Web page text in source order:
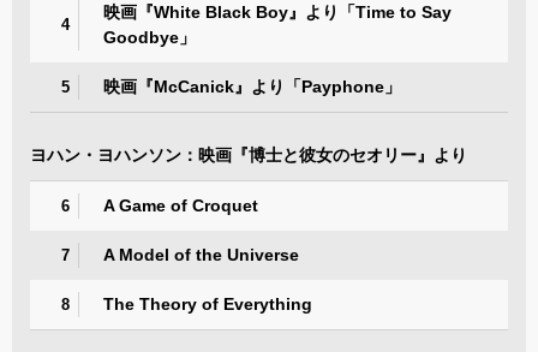
4
映画『White Black Boy』より「Time to Say
Goodbye」
5 映画『McCanick』より「Payphone」
ヨハン・ヨハンソン：映画『博士と彼女のセオリー』より
6 A Game of Croquet
7 A Model of the Universe
8 The Theory of Everything